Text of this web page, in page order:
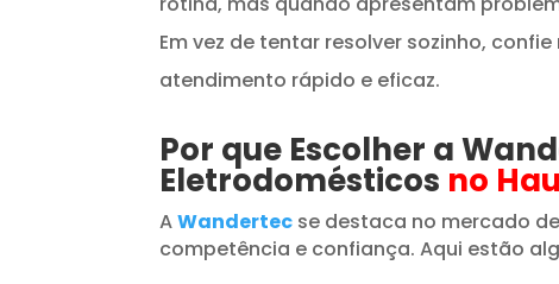
Em vez de tentar resolver sozinho,
atendimento rápido e eficaz.
Por que Escolher a
Eletrodomésticos no
AWandertec se destaca no mercado de
competência e confiança. Aqui estão